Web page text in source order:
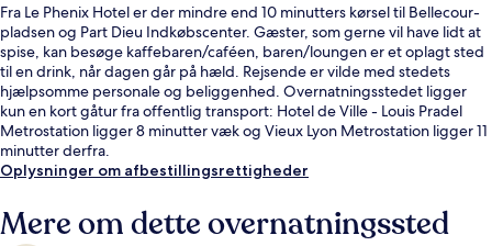
Fra Le Phenix Hotel er der mindre end 10 minutters kørsel til Bellecour-
pladsen og Part Dieu Indkøbscenter. Gæster, som gerne vil have lidt at
spise, kan besøge kaffebaren/caféen, baren/loungen er et oplagt sted
til en drink, når dagen går på hæld. Rejsende er vilde med stedets
hjælpsomme personale og beliggenhed. Overnatningsstedet ligger
kun en kort gåtur fra offentlig transport: Hotel de Ville - Louis Pradel
Metrostation ligger 8 minutter væk og Vieux Lyon Metrostation ligger 11
minutter derfra.
Oplysninger om afbestillingsrettigheder
Mere om dette overnatningssted